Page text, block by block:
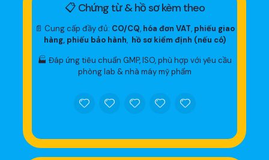
📋 Chứng từ & hồ sơ kèm theo
📄 Cung cấp đầy đủ: CO/CQ, hóa đơn VAT, phiếu giao
hàng, phiếu bảo hành, hồ sơ kiểm định (nếu có)
🏭 Đáp ứng tiêu chuẩn GMP, ISO, phù hợp với yêu cầu
phòng lab & nhà máy mỹ phẩm